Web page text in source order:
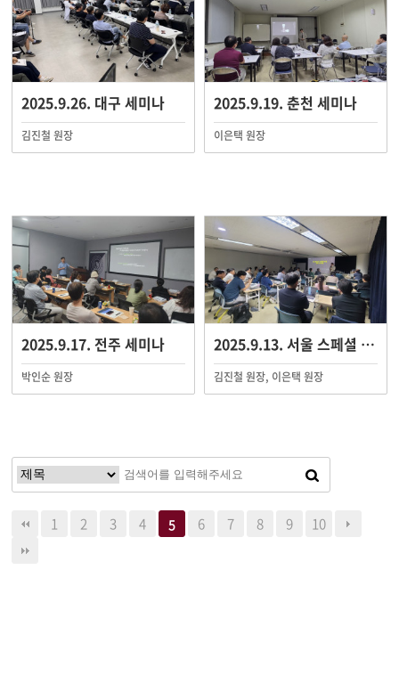
2025.9.26. 대구 세미나
김진철 원장
2025.9.19. 춘천 세미나
이은택 원장
2025.9.17. 전주 세미나
박인순 원장
2025.9.13. 서울 스페셜 세미나
김진철 원장, 이은택 원장
1 2 3 4 5 6 7 8 9 10